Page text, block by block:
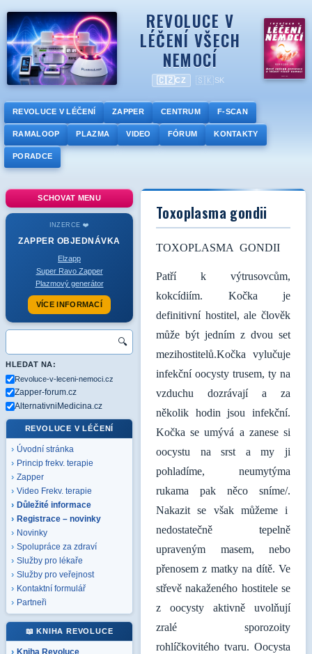
REVOLUCE V
LÉČENÍ VŠECH
NEMOCÍ
🇨🇿CZ 🇸🇰SK
REVOLUCE V LÉČENÍ ZAPPER CENTRUM F-SCAN
RAMALOOP PLAZMA VIDEO FÓRUM KONTAKTY
PORADCE
SCHOVAT MENU
INZERCE ❤️
ZAPPER OBJEDNÁVKA
Elzapp
Super Ravo Zapper
Plazmový generátor
VÍCE INFORMACÍ
🔍
HLEDAT NA:
Revoluce-v-leceni-nemoci.cz
Zapper-forum.cz
AlternativniMedicina.cz
REVOLUCE V LÉČENÍ
Úvodní stránka
Princip frekv. terapie
Zapper
Video Frekv. terapie
Důležité informace
Registrace – novinky
Novinky
Spolupráce za zdraví
Služby pro lékaře
Služby pro veřejnost
Kontaktní formulář
Partneři
📖 KNIHA REVOLUCE
Kniha Revoluce
Toxoplasma gondii
TOXOPLASMA GONDII
Patří k výtrusovcům,
kokcídiím. Kočka je
definitivní hostitel, ale člověk
může být jedním z dvou set
mezihostitelů.Kočka vylučuje
infekční oocysty trusem, ty na
vzduchu dozrávají a za
několik hodin jsou infekční.
Kočka se umývá a zanese si
oocystu na srst a my ji
pohladíme, neumytýma
rukama pak něco sníme/.
Nakazit se však můžeme i
nedostatečně tepelně
upraveným masem, nebo
přenosem z matky na dítě. Ve
střevě nakaženého hostitele se
z oocysty aktivně uvolňují
zralé sporozoity
rohlíčkovitého tvaru. Oocysta